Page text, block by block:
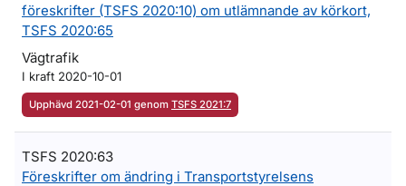
föreskrifter (TSFS 2020:10) om utlämnande av körkort,
TSFS 2020:65
Vägtrafik
I kraft 2020-10-01
Upphävd 2021-02-01 genom TSFS 2021:7
TSFS 2020:63
Föreskrifter om ändring i Transportstyrelsens